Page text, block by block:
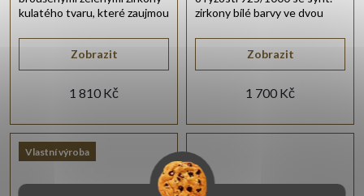
1 810 Kč
Zobrazit
kulatého tvaru, které zaujmou
designem.
1 700 Kč
Zobrazit
zirkony bílé barvy ve dvou
Vlastní výroba